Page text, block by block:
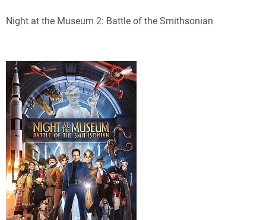
Night at the Museum 2: Battle of the Smithsonian